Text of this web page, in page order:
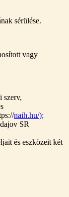
sérülése.
vagy
szerv,
naih.hu/);
SR
és eszközeit két